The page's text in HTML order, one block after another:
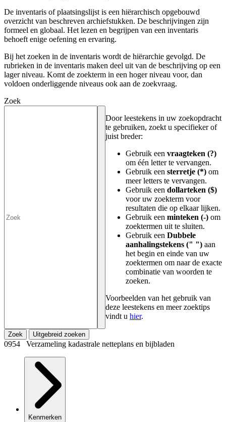
De inventaris of plaatsingslijst is een hiërarchisch opgebouwd
overzicht van beschreven archiefstukken. De beschrijvingen zijn
formeel en globaal. Het lezen en begrijpen van een inventaris
behoeft enige oefening en ervaring.
Bij het zoeken in de inventaris wordt de hiërarchie gevolgd. De
rubrieken in de inventaris maken deel uit van de beschrijving op een
lager niveau. Komt de zoekterm in een hoger niveau voor, dan
voldoen onderliggende niveaus ook aan de zoekvraag.
Zoek
Door leestekens in uw zoekopdracht
te gebruiken, zoekt u specifieker of
juist breder:
Gebruik een vraagteken (?)
om één letter te vervangen.
Gebruik een sterretje (*) om
meer letters te vervangen.
Gebruik een dollarteken ($)
voor uw zoekterm voor
resultaten die op elkaar lijken.
Gebruik een minteken (-) om
zoektermen uit te sluiten.
Gebruik een Dubbele
aanhalingstekens (" ") aan
het begin en einde van uw
zoektermen om naar de exacte
combinatie van woorden te
zoeken.
Voorbeelden van het gebruik van
deze leestekens en meer zoektips
vindt u hier.
Zoek Uitgebreid zoeken
0954 Verzameling kadastrale netteplans en bijbladen
Kenmerken